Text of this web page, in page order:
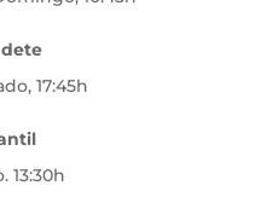
17:45h
13:30h